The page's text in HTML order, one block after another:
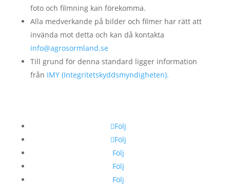
foto och filmning kan förekomma.
Alla medverkande på bilder och filmer har rätt att
invända mot detta och kan då kontakta
info@agrosormland.se
Till grund för denna standard ligger information
från IMY (Integritetskyddsmyndigheten).
Följ
Följ
Följ
Följ
Följ